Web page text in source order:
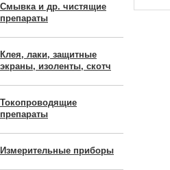
Смывка и др. чистящие
препараты
Клея, лаки, защитные
экраны, изоленты, скотч
Токопроводящие
препараты
Измерительные приборы